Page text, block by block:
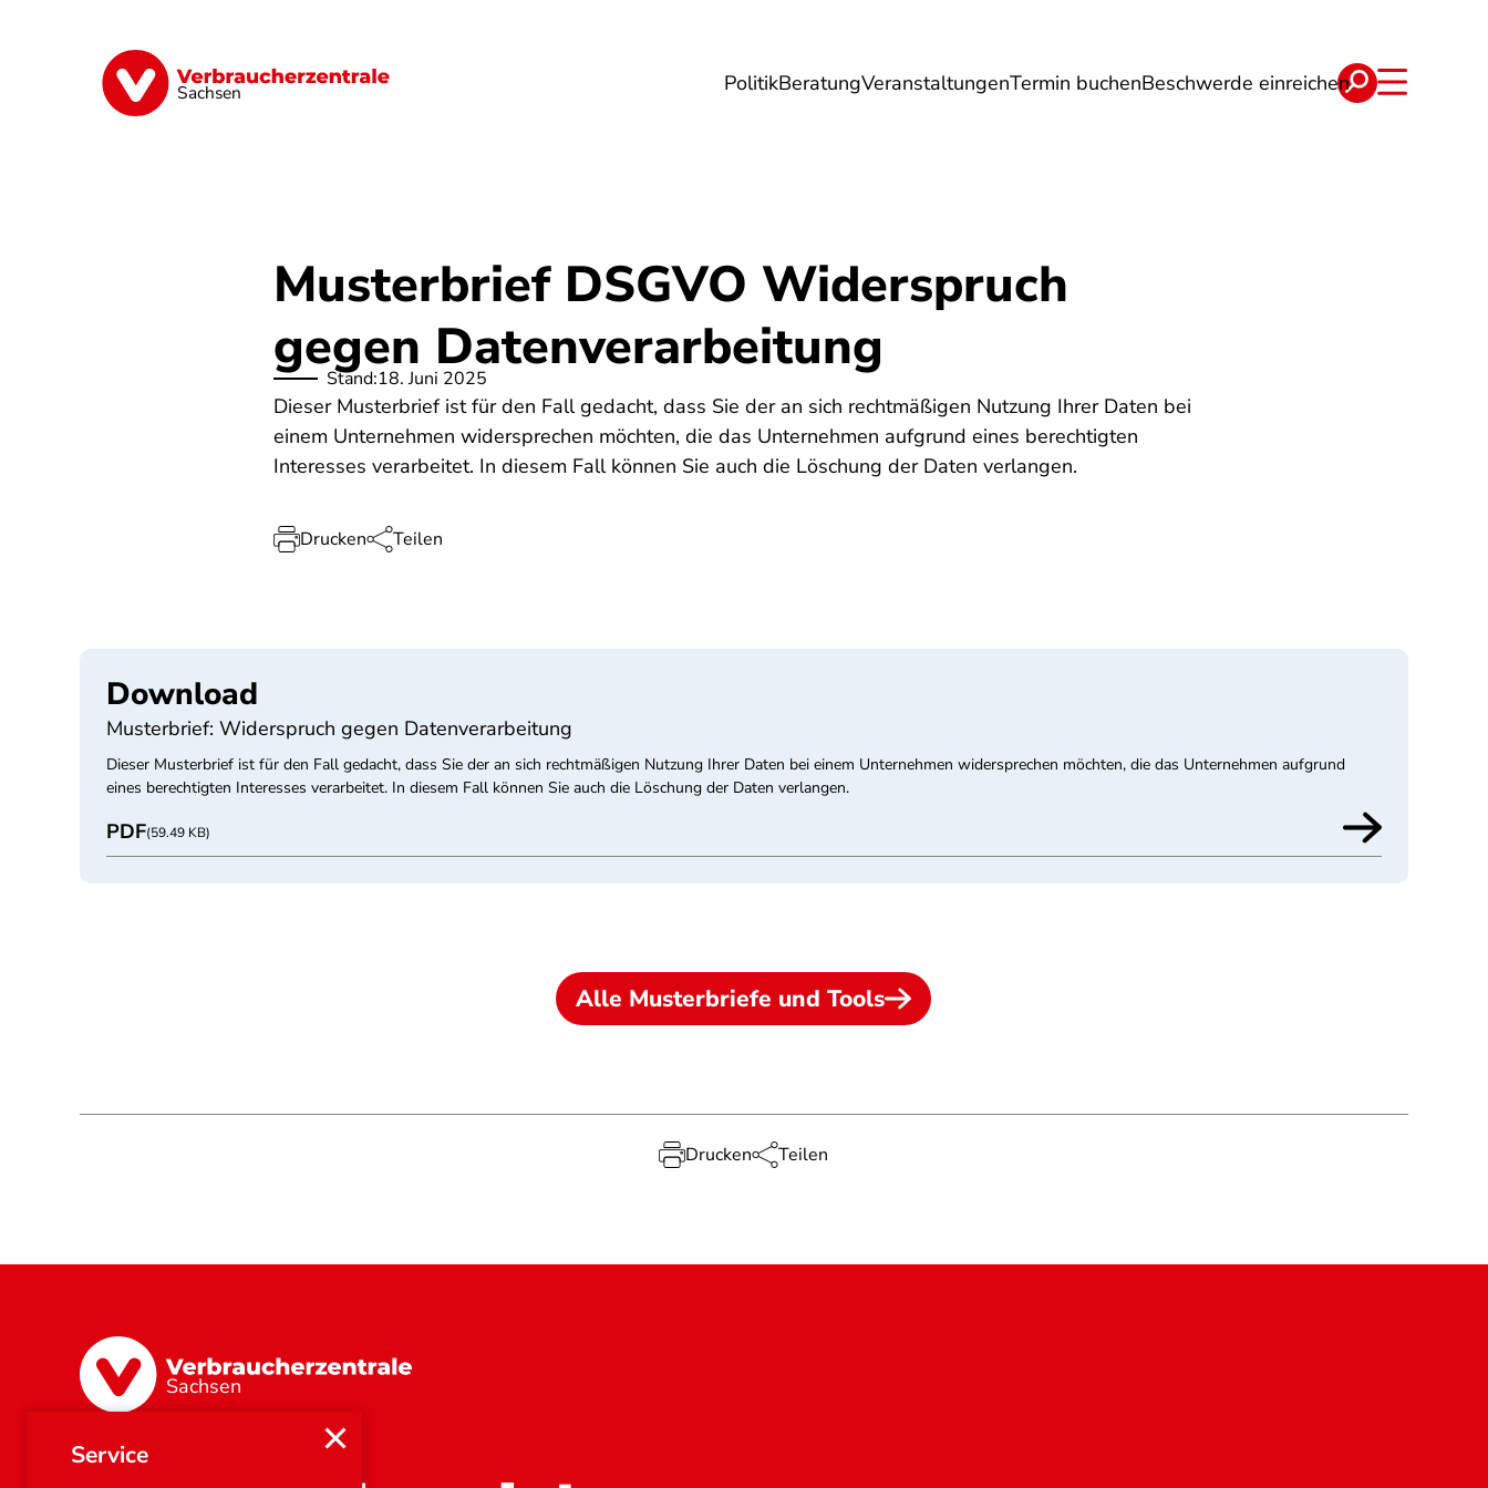
Sachsen PolitikBeratungVeranstaltungenTermin buchenBeschwerde einreichen
Vorsorge Verträge Geld & Versicherungen Digitales Energie & Wohnen Lebensmittel & Ernährung
Service
Musterbrief DSGVO Widerspruch
gegen Datenverarbeitung
Stand:18. Juni 2025
Dieser Musterbrief ist für den Fall gedacht, dass Sie der an sich rechtmäßigen Nutzung Ihrer Daten bei
einem Unternehmen widersprechen möchten, die das Unternehmen aufgrund eines berechtigten
Interesses verarbeitet. In diesem Fall können Sie auch die Löschung der Daten verlangen.
Drucken Teilen
Download
Musterbrief: Widerspruch gegen Datenverarbeitung
Dieser Musterbrief ist für den Fall gedacht, dass Sie der an sich rechtmäßigen Nutzung Ihrer Daten bei einem Unternehmen widersprechen möchten, die das Unternehmen aufgrund
eines berechtigten Interesses verarbeitet. In diesem Fall können Sie auch die Löschung der Daten verlangen.
PDF(59.49 KB)
Alle Musterbriefe und Tools
Drucken Teilen
Sachsen